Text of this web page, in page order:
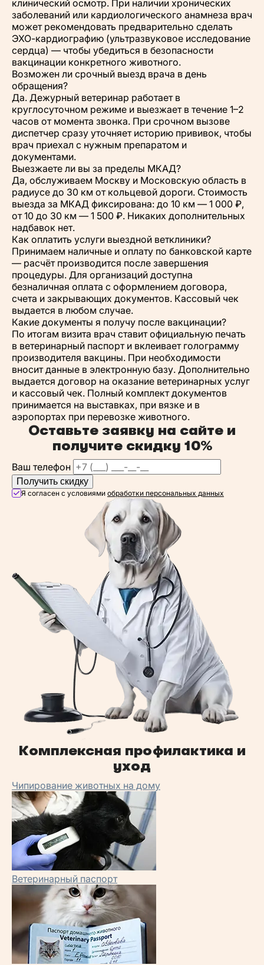
клинический осмотр. При наличии хронических
заболеваний или кардиологического анамнеза врач
может рекомендовать предварительно сделать
ЭХО-кардиографию (ультразвуковое исследование
сердца) — чтобы убедиться в безопасности
вакцинации конкретного животного.
Возможен ли срочный выезд врача в день
обращения?
Да. Дежурный ветеринар работает в
круглосуточном режиме и выезжает в течение 1–2
часов от момента звонка. При срочном вызове
диспетчер сразу уточняет историю прививок, чтобы
врач приехал с нужным препаратом и
документами.
Выезжаете ли вы за пределы МКАД?
Да, обслуживаем Москву и Московскую область в
радиусе до 30 км от кольцевой дороги. Стоимость
выезда за МКАД фиксирована: до 10 км — 1 000 ₽,
от 10 до 30 км — 1 500 ₽. Никаких дополнительных
надбавок нет.
Как оплатить услуги выездной ветклиники?
Принимаем наличные и оплату по банковской карте
— расчёт производится после завершения
процедуры. Для организаций доступна
безналичная оплата с оформлением договора,
счета и закрывающих документов. Кассовый чек
выдается в любом случае.
Какие документы я получу после вакцинации?
По итогам визита врач ставит официальную печать
в ветеринарный паспорт и вклеивает голограмму
производителя вакцины. При необходимости
вносит данные в электронную базу. Дополнительно
выдается договор на оказание ветеринарных услуг
и кассовый чек. Полный комплект документов
принимается на выставках, при вязке и в
аэропортах при перевозке животного.
Оставьте заявку на сайте и
получите скидку 10%
Ваш телефон
Получить скидку
Я согласен с условиями обработки персональных данных
Комплексная профилактика и
уход
Чипирование животных на дому
Ветеринарный паспорт